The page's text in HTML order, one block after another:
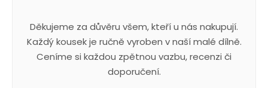
Děkujeme za důvěru všem, kteří u nás nakupují.
Každý kousek je ručně vyroben v naší malé dílně.
Ceníme si každou zpětnou vazbu, recenzi či
doporučení.